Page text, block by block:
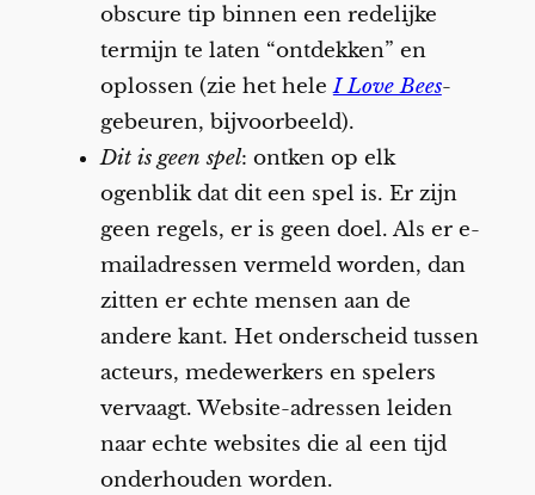
obscure tip binnen een redelijke
termijn te laten “ontdekken” en
oplossen (zie het heleI Love Bees-
gebeuren, bijvoorbeeld).
Dit is geen spel: ontken op elk
ogenblik dat dit een spel is. Er zijn
geen regels, er is geen doel. Als er e-
mailadressen vermeld worden, dan
zitten er echte mensen aan de
andere kant. Het onderscheid tussen
acteurs, medewerkers en spelers
vervaagt. Website-adressen leiden
naar echte websites die al een tijd
onderhouden worden.